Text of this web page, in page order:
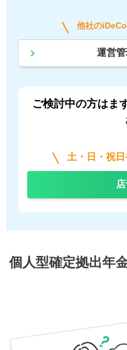
他社の
運営
ご検討中の方はま
土・日・祝
個人型確定拠出年